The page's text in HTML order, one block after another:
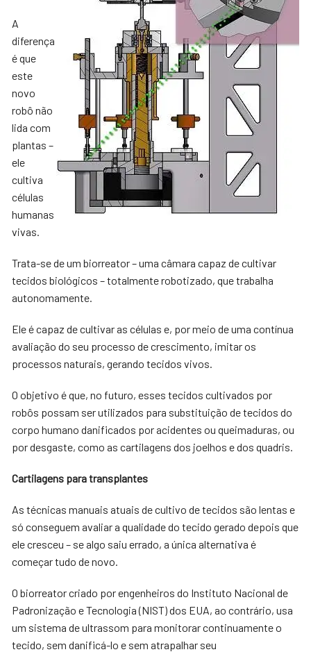
A
diferença
é que
este
novo
robô não
lida com
plantas –
ele
cultiva
células
humanas
vivas.
Trata-se de um biorreator – uma câmara capaz de cultivar
tecidos biológicos – totalmente robotizado, que trabalha
autonomamente.
Ele é capaz de cultivar as células e, por meio de uma contínua
avaliação do seu processo de crescimento, imitar os
processos naturais, gerando tecidos vivos.
O objetivo é que, no futuro, esses tecidos cultivados por
robôs possam ser utilizados para substituição de tecidos do
corpo humano danificados por acidentes ou queimaduras, ou
por desgaste, como as cartilagens dos joelhos e dos quadris.
Cartilagens para transplantes
As técnicas manuais atuais de cultivo de tecidos são lentas e
só conseguem avaliar a qualidade do tecido gerado depois que
ele cresceu – se algo saiu errado, a única alternativa é
começar tudo de novo.
O biorreator criado por engenheiros do Instituto Nacional de
Padronização e Tecnologia (NIST) dos EUA, ao contrário, usa
um sistema de ultrassom para monitorar continuamente o
tecido, sem danificá-lo e sem atrapalhar seu